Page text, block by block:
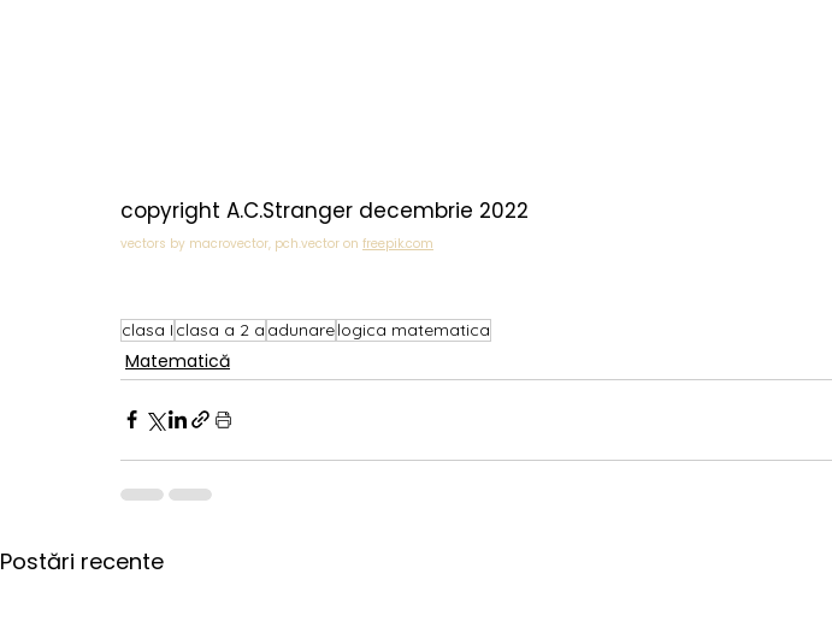
copyright A.C.Stranger decembrie 2022
vectors by macrovector, pch.vector on freepik.com
clasa I clasa a 2 a adunarelogica matematica
Matematică
Postări recente